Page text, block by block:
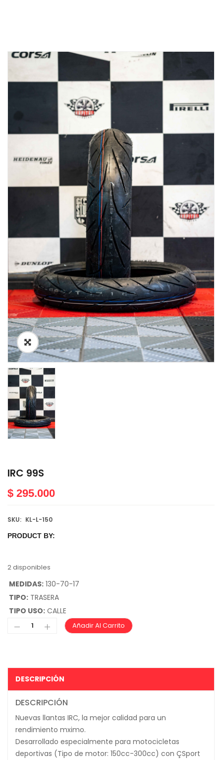
IRC 99S
$ 295.000
SKU: KL-L-150
PRODUCT BY:
2 disponibles
MEDIDAS: 130-70-17
TIPO: TRASERA
TIPO USO: CALLE
Añadir Al Carrito
DESCRIPCIÓN
DESCRIPCIÓN
Nuevas llantas IRC, la mejor calidad para un
rendimiento mximo.
Desarrollado especialmente para motocicletas
deportivas (Tipo de motor: 150cc-300cc) con ÇSport